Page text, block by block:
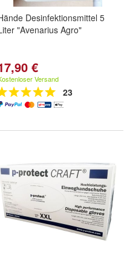
Desinfektionsmittel 5
"Avenarius Agro"
€
Versand
23